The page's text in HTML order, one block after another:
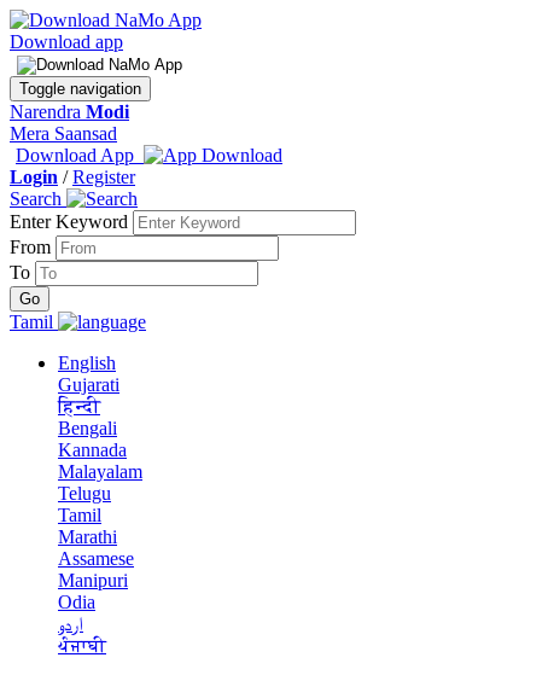
Download app
Toggle navigation
Narendra Modi
Mera Saansad
Download App
Login /Register
Search
Enter Keyword
From
To
Tamil
English
Gujarati
हिन्दी
Bengali
Kannada
Malayalam
Telugu
Tamil
Marathi
Assamese
Manipuri
Odia
اردو
ਪੰਜਾਬੀ